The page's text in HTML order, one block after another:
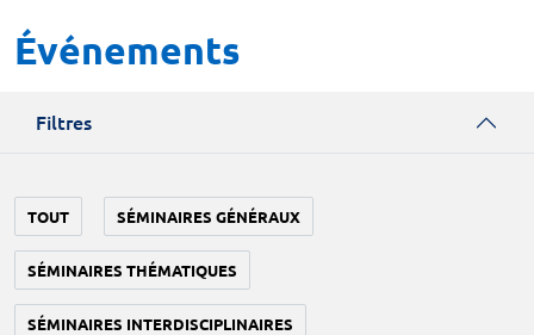
Événements
Filtres
TOUT SÉMINAIRES GÉNÉRAUX
SÉMINAIRES THÉMATIQUES
SÉMINAIRES INTERDISCIPLINAIRES